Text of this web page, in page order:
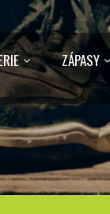
ZÁPASY